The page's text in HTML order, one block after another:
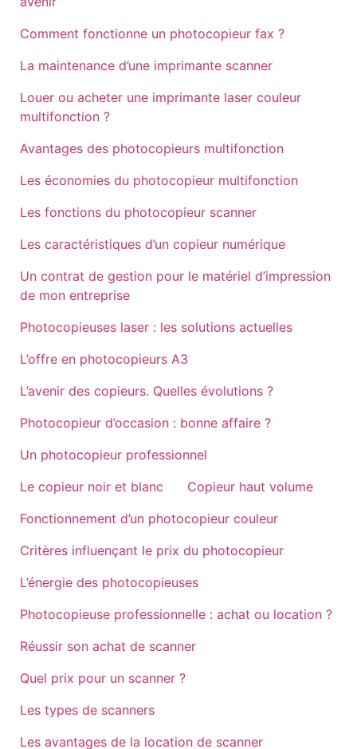
Comment fonctionne un photocopieur fax ?
La maintenance d’une imprimante scanner
Louer ou acheter une imprimante laser couleur
multifonction ?
Avantages des photocopieurs multifonction
Les économies du photocopieur multifonction
Les fonctions du photocopieur scanner
Les caractéristiques d’un copieur numérique
Un contrat de gestion pour le matériel d’impression
de mon entreprise
Photocopieuses laser : les solutions actuelles
L’offre en photocopieurs A3
L’avenir des copieurs. Quelles évolutions ?
Photocopieur d’occasion : bonne affaire ?
Un photocopieur professionnel
Le copieur noir et blanc
Copieur haut volume
Fonctionnement d’un photocopieur couleur
Critères influençant le prix du photocopieur
L’énergie des photocopieuses
Photocopieuse professionnelle : achat ou location ?
Réussir son achat de scanner
Quel prix pour un scanner ?
Les types de scanners
Les avantages de la location de scanner